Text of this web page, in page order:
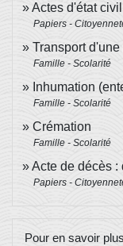
Actes d'état civil
Papiers -
Transport
Famille - Scolarité
Inhumation
Famille - Scolarité
Crémation
Famille - Scolarité
Acte de décès
Papiers -
Pour en savoir plus